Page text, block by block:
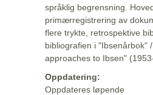
språklig begrensning.
primærregistrering av
flere trykte, retrospektive
bibliografien i "Ibsenårbok"
approaches to Ibsen"
Oppdatering:
Oppdateres løpende